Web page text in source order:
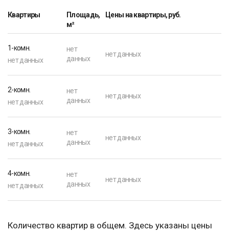
Квартиры
Площадь,
м²
Цены на квартиры, руб.
1-комн.
нет данных
нет
данных
нет данных
2-комн.
нет данных
нет
данных
нет данных
3-комн.
нет данных
нет
данных
нет данных
4-комн.
нет данных
нет
данных
нет данных
Количество квартир в общем. Здесь указаны цены